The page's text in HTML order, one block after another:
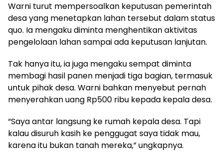
Warni turut mempersoalkan keputusan pemerintah
desa yang menetapkan lahan tersebut dalam status
quo. Ia mengaku diminta menghentikan aktivitas
pengelolaan lahan sampai ada keputusan lanjutan.
Tak hanya itu, ia juga mengaku sempat diminta
membagi hasil panen menjadi tiga bagian, termasuk
untuk pihak desa. Warni bahkan menyebut pernah
menyerahkan uang Rp500 ribu kepada kepala desa.
“Saya antar langsung ke rumah kepala desa. Tapi
kalau disuruh kasih ke penggugat saya tidak mau,
karena itu bukan tanah mereka,” ungkapnya.